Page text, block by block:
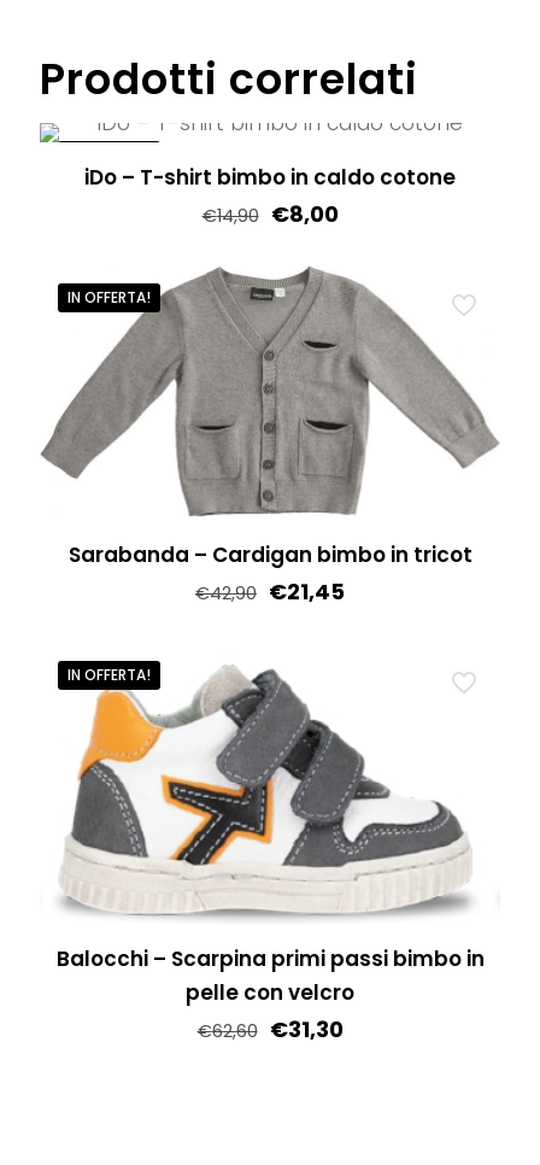
prodotto
ha
più
Le
opzioni
essere
scelte
nella
pagina
del
prodotto
Prodotti correlati
iDo – T-shirt bimbo in caldo cotone
€14,90 €8,00
prodotto
ha
più
varianti.
Le
opzioni
possono
scelte
nella
del
prodotto
IN OFFERTA!
Sarabanda – Cardigan bimbo in tricot
€42,90 €21,45
prodotto
ha
più
varianti.
Le
opzioni
possono
essere
nella
pagina
del
IN OFFERTA!
Balocchi – Scarpina primi passi bimbo in
pelle con velcro
€62,60 €31,30